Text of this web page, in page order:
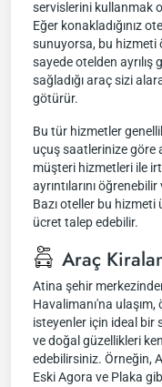
servislerini kullanmak
Eğer konakladığınız
sunuyorsa, bu hizmeti
sayede otelden
sağladığı araç sizi
götürür.
Bu tür hizmetler
uçuş saatlerinize göre
müşteri hizmetleri ile
ayrıntılarını
Bazı oteller bu hizmeti
ücret talep edebilir.
Araç
Atina şehir
Havalimanı'na
isteyenler için ideal bir
ve doğal güzellikleri
edebilirsiniz. Örneğin,
Eski Agora ve Plaka